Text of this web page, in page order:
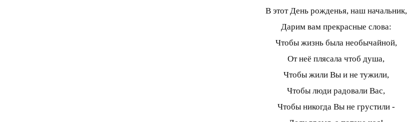
В этот День рожденья, наш начальник,
Дарим вам прекрасные слова:
Чтобы жизнь была необычайной,
От неё плясала чтоб душа,
Чтобы жили Вы и не тужили,
Чтобы люди радовали Вас,
Чтобы никогда Вы не грустили -